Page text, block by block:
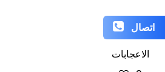
اتصال
الاعجابات